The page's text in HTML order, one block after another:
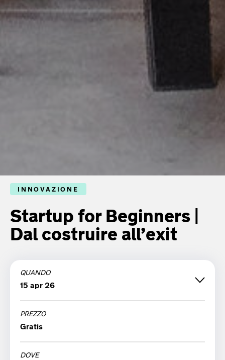
INNOVAZIONE
Startup for Beginners |
Dal costruire all’exit
QUANDO
15 apr 26
mercoledì 15 aprile '26
PREZZO
Gratis
DOVE